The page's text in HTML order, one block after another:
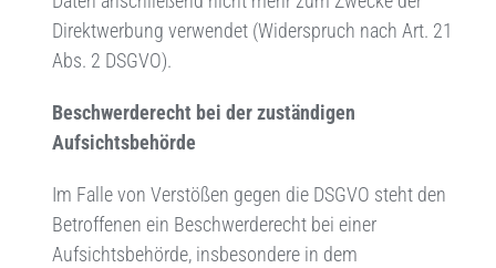
Direktwerbung verwendet (Widerspruch nach Art. 21
Abs. 2 DSGVO).
Beschwerderecht bei der zuständigen
Aufsichtsbehörde
Im Falle von Verstößen gegen die DSGVO steht den
Betroffenen ein Beschwerderecht bei einer
Aufsichtsbehörde, insbesondere in dem